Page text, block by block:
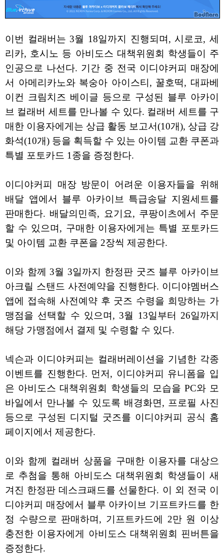
이번 컬래버는 3월 18일까지 진행되며, 시로코, 세
리카, 호시노 등 아비도스 대책위원회 학생들이 주
인공으로 나선다. 기간 중 전국 이디야커피 매장에
서 아메리카노와 복숭아 아이스티, 꿀호떡, 대파베
이컨 크림치즈 베이글 등으로 구성된 블루 아카이
브 컬래버 세트를 만나볼 수 있다. 컬래버 세트를 구
매한 이용자에게는 상급 활동 보고서(10개), 상급 강
화석(10개) 등을 획득할 수 있는 아이템 교환 쿠폰과
특별 포토카드 1종을 증정한다.
이디야커피 매장 방문이 어려운 이용자들을 위해
배달 앱에서 블루 아카이브 특급송달 지원세트를
판매한다. 배달의민족, 요기요, 쿠팡이츠에서 주문
할 수 있으며, 구매한 이용자에게는 특별 포토카드
및 아이템 교환 쿠폰을 2장씩 제공한다.
이와 함께 3월 3일까지 한정판 굿즈 블루 아카이브
아크릴 스탠드 사전예약을 진행한다. 이디야멤버스
앱에 접속해 사전예약 후 굿즈 수령을 희망하는 가
맹점을 선택할 수 있으며, 3월 13일부터 26일까지
해당 가맹점에서 결제 및 수령할 수 있다.
넥슨과 이디야커피는 컬래버레이션을 기념한 각종
이벤트를 진행한다. 먼저, 이디야커피 유니폼을 입
은 아비도스 대책위원회 학생들의 모습을 PC와 모
바일에서 만나볼 수 있도록 배경화면, 프로필 사진
등으로 구성된 디지털 굿즈를 이디야커피 공식 홈
페이지에서 제공한다.
이와 함께 컬래버 상품을 구매한 이용자를 대상으
로 추첨을 통해 아비도스 대책위원회 학생들이 새
겨진 한정판 데스크패드를 선물한다. 이 외 전국 이
디야커피 매장에서 블루 아카이브 기프트카드를 한
정 수량으로 판매하며, 기프트카드에 2만 원 이상
충전한 이용자에게 아비도스 대책위원회 핀버튼을
증정한다.